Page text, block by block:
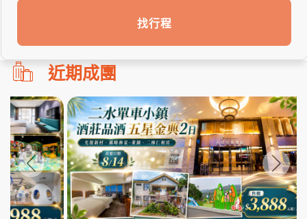
找行程
刪!!
搜
尋
bar
使
用
近期成團